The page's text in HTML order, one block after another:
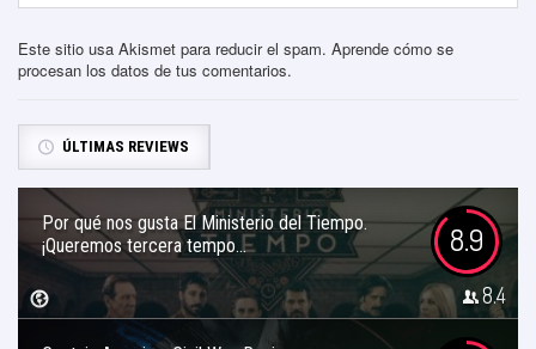
Este sitio usa Akismet para reducir el spam. Aprende cómo se
procesan los datos de tus comentarios.
ÚLTIMAS REVIEWS
Por qué nos gusta El Ministerio del Tiempo.
¡Queremos tercera tempo...
8.9
8.4